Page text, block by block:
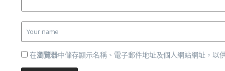
在瀏覽器中儲存顯示名稱、電子郵件地址及個人網站網址，以